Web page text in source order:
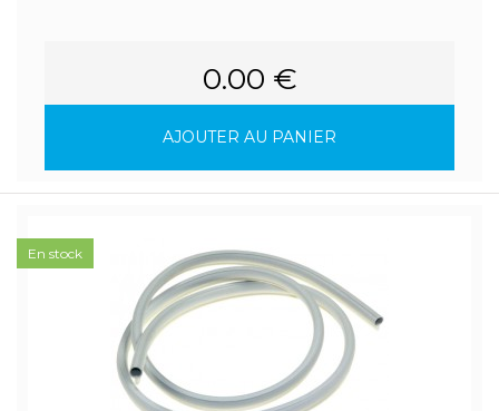
0.00 €
AJOUTER AU PANIER
En stock